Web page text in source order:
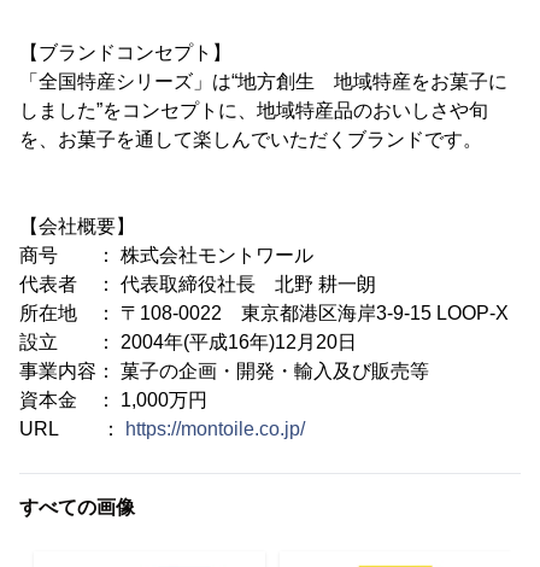
【ブランドコンセプト】
「全国特産シリーズ」は“地方創生 地域特産をお菓子に
しました”をコンセプトに、地域特産品のおいしさや旬
を、お菓子を通して楽しんでいただくブランドです。
【会社概要】
商号 ： 株式会社モントワール
代表者 ： 代表取締役社長 北野 耕一朗
所在地 ： 〒108-0022 東京都港区海岸3-9-15 LOOP-X
設立 ： 2004年(平成16年)12月20日
事業内容： 菓子の企画・開発・輸入及び販売等
資本金 ： 1,000万円
URL ：
https://montoile.co.jp/
すべての画像